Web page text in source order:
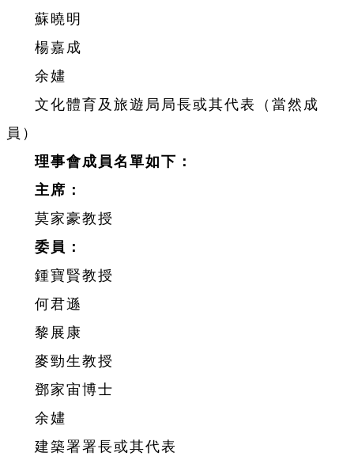
蘇曉明
楊嘉成
余嫿
文化體育及旅遊局局長或其代表（當然成
員）
理事會成員名單如下：
主席：
莫家豪教授
委員：
鍾寶賢教授
何君遜
黎展康
麥勁生教授
鄧家宙博士
余嫿
建築署署長或其代表